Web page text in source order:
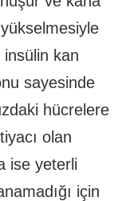
insülin kan
sayesinde
hücrelere
olan
ise yeterli
için